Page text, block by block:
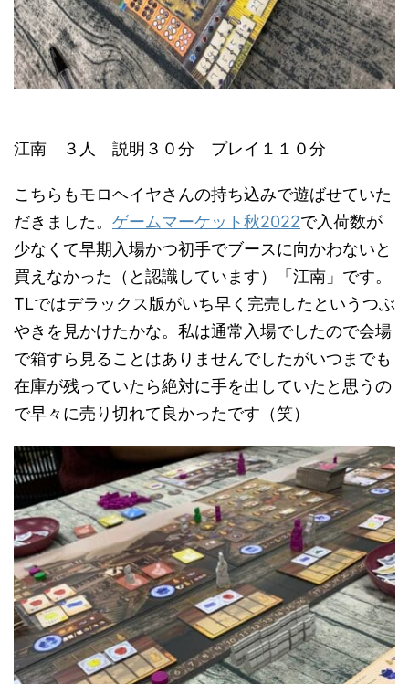
江南 ３人 説明３０分 プレイ１１０分
こちらもモロヘイヤさんの持ち込みで遊ばせていた
だきました。 ゲームマーケット秋2022で入荷数が
少なくて早期入場かつ初手でブースに向かわないと
買えなかった（と認識しています）「江南」です。
TLではデラックス版がいち早く完売したというつぶ
やきを見かけたかな。私は通常入場でしたので会場
で箱すら見ることはありませんでしたがいつまでも
在庫が残っていたら絶対に手を出していたと思うの
で早々に売り切れて良かったです（笑）